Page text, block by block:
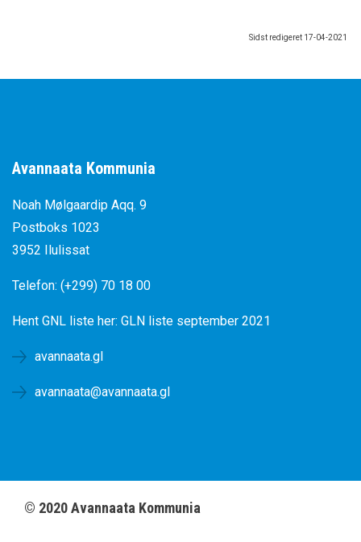
Sidst redigeret 17-04-2021
Avannaata Kommunia
Noah Mølgaardip Aqq. 9
Postboks 1023
3952 Ilulissat
Telefon: (+299) 70 18 00
Hent GNL liste her: GLN liste september 2021
avannaata.gl
avannaata@avannaata.gl
© 2020Avannaata Kommunia